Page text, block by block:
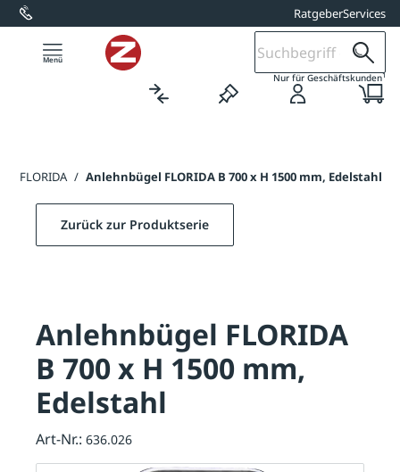
springen RatgeberServices
Nur für Geschäftskunden1
FLORIDA / Anlehnbügel FLORIDA B 700 x H 1500 mm, Edelstahl
Zurück zur Produktserie
Anlehnbügel FLORIDA
B 700 x H 1500 mm,
Edelstahl
Art-Nr.: 636.026